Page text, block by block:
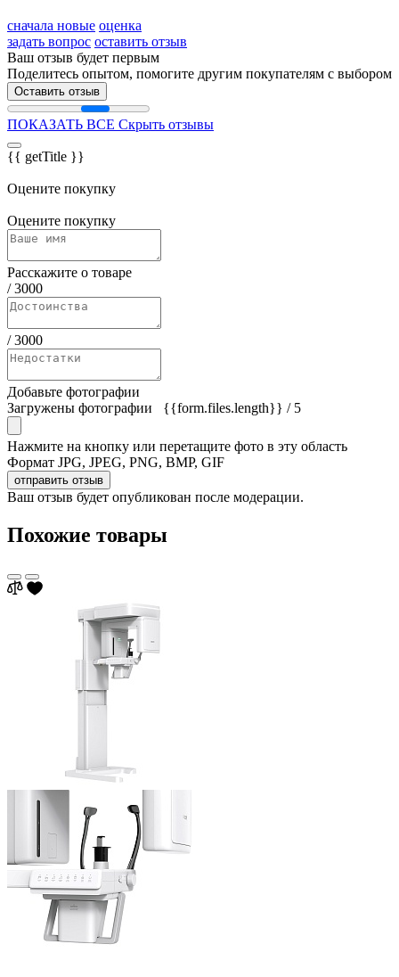
сначала новые оценка
задать вопрос оставить отзыв
Ваш отзыв будет первым
Поделитесь опытом, помогите другим покупателям с выбором
Оставить отзыв
ПОКАЗАТЬ ВСЕ Скрыть отзывы
{{ getTitle }}
Оцените покупку
Оцените покупку
Расскажите о товаре
/3000
/3000
Добавьте фотографии
Загружены фотографии
{{form.files.length}} / 5
Нажмите на кнопку или перетащите фото в эту область
Формат JPG, JPEG, PNG, BMP, GIF
отправить отзыв
Ваш отзыв будет опубликован после модерации.
Похожие товары